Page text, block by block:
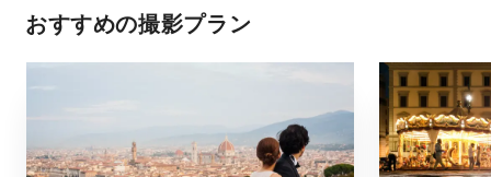
おすすめの撮影プラン